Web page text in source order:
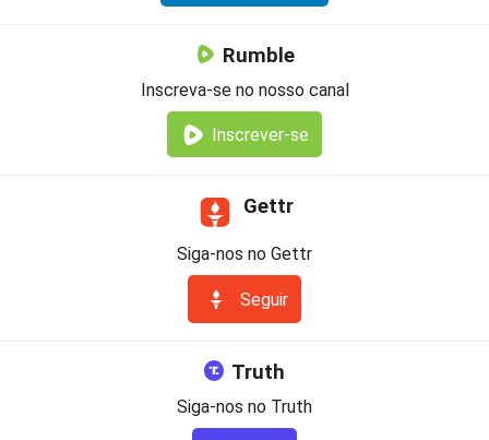
Rumble
Inscreva-se no nosso canal
Inscrever-se
Gettr
Siga-nos no Gettr
Seguir
Truth
Siga-nos no Truth